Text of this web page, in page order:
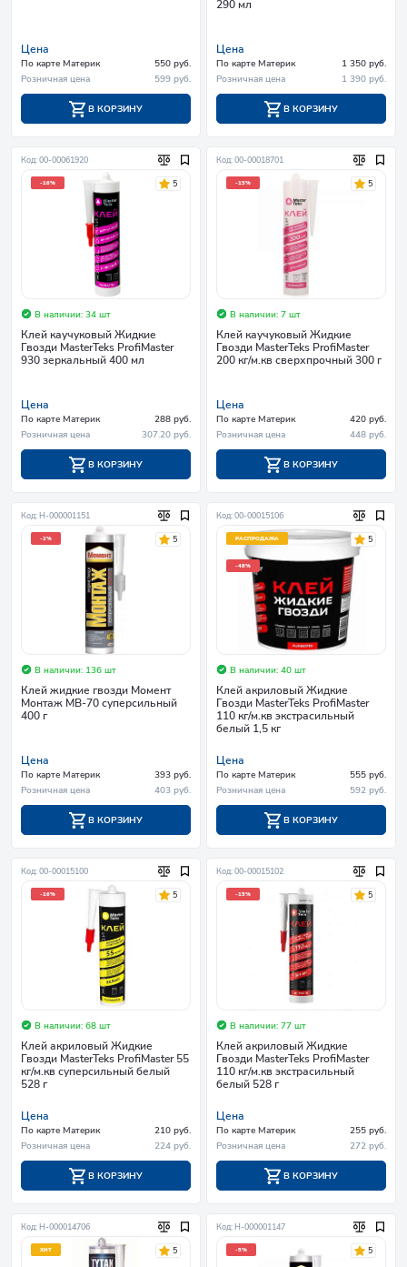
Цена
По карте Материк
550 руб.
Розничная цена
599 руб.
В КОРЗИНУ
290 мл
Цена
По карте Материк
1 350 руб.
Розничная цена
1 390 руб.
В КОРЗИНУ
Код: 00-00061920
-16% 5
В наличии: 34 шт
Клей каучуковый Жидкие
Гвозди MasterTeks ProfiMaster
930 зеркальный 400 мл
Цена
По карте Материк
288 руб.
Розничная цена
307.20 руб.
В КОРЗИНУ
Код: 00-00018701
-15% 5
В наличии: 7 шт
Клей каучуковый Жидкие
Гвозди MasterTeks ProfiMaster
200 кг/м.кв сверхпрочный 300 г
Цена
По карте Материк
420 руб.
Розничная цена
448 руб.
В КОРЗИНУ
Код: Н-000001151
-2% 5
В наличии: 136 шт
Клей жидкие гвозди Момент
Монтаж МВ-70 суперсильный
400 г
Цена
По карте Материк
393 руб.
Розничная цена
403 руб.
В КОРЗИНУ
Код: 00-00015106
РАСПРОДАЖА
-48%
5
В наличии: 40 шт
Клей акриловый Жидкие
Гвозди MasterTeks ProfiMaster
110 кг/м.кв экстрасильный
белый 1,5 кг
Цена
По карте Материк
555 руб.
Розничная цена
592 руб.
В КОРЗИНУ
Код: 00-00015100
-16% 5
В наличии: 68 шт
Клей акриловый Жидкие
Гвозди MasterTeks ProfiMaster 55
кг/м.кв суперсильный белый
528 г
Цена
По карте Материк
210 руб.
Розничная цена
224 руб.
В КОРЗИНУ
Код: 00-00015102
-15% 5
В наличии: 77 шт
Клей акриловый Жидкие
Гвозди MasterTeks ProfiMaster
110 кг/м.кв экстрасильный
белый 528 г
Цена
По карте Материк
255 руб.
Розничная цена
272 руб.
В КОРЗИНУ
Код: Н-000014706
ХИТ 5
Код: Н-000001147
-5% 5